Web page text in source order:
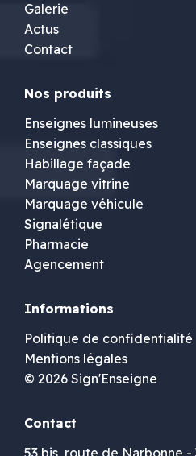
Galerie
Actus
Contact
Nos produits
Enseignes lumineuses
Enseignes classiques
Habillage façade
Marquage vitrine
Marquage véhicule
Signalétique
Pharmacie
Agencement
Informations
Politique de confidentialité
Mentions légales
© 2026 Sign'Enseigne
Contact